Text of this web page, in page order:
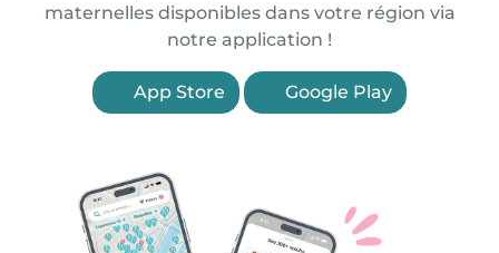
maternelles disponibles dans votre région via
notre application !
App Store Google Play